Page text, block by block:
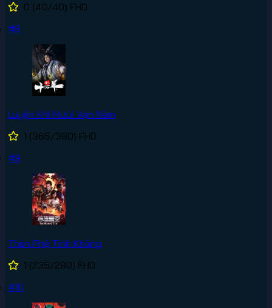
0 (40/40) FHD
#8
Luyện Khí Mười Vạn Năm
1 (365/380) FHD
#9
Thôn Phệ Tinh Không
1 (235/280) FHD
#10